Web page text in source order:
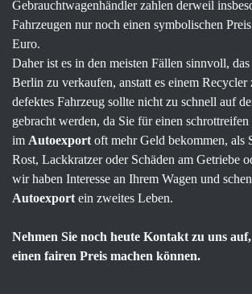
Gebrauchtwagenhändler zahlen derweil
Fahrzeugen nur noch einen symbolischen
Euro.
Daher ist es in den meisten Fällen sinnvoll,
Berlin zu verkaufen, anstatt es einem
defektes Fahrzeug sollte nicht zu schnell auf
gebracht werden, da Sie für einen
im Autoexport oft mehr Geld bekommen, als
Rost, Lackkratzer oder Schäden am Getriebe
wir haben Interesse an Ihrem Wagen und
Autoexport ein zweites Leben.
Nehmen Sie noch heute Kontakt zu uns
einen fairen Preis machen können.